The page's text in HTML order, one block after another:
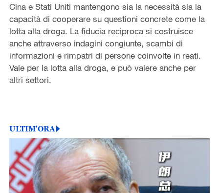
Cina e Stati Uniti mantengono sia la necessità sia la
capacità di cooperare su questioni concrete come la
lotta alla droga. La fiducia reciproca si costruisce
anche attraverso indagini congiunte, scambi di
informazioni e rimpatri di persone coinvolte in reati.
Vale per la lotta alla droga, e può valere anche per
altri settori.
ULTIM'ORA